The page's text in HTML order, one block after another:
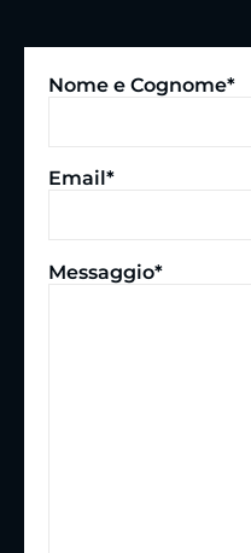
Nome e Cognome*
Email*
Messaggio*